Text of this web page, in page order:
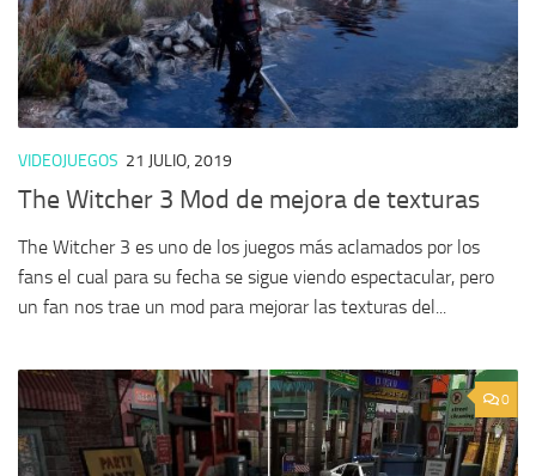
VIDEOJUEGOS 21 JULIO, 2019
The Witcher 3 Mod de mejora de texturas
The Witcher 3 es uno de los juegos más aclamados por los
fans el cual para su fecha se sigue viendo espectacular, pero
un fan nos trae un mod para mejorar las texturas del...
0